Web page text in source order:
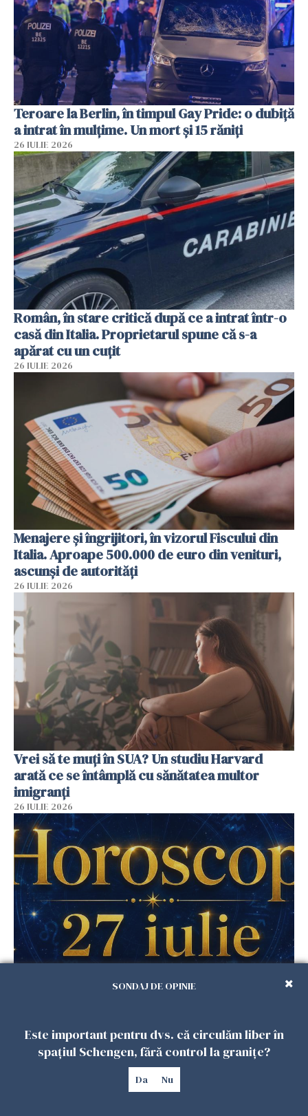
Teroare la Berlin, în timpul Gay Pride: o dubiță
a intrat în mulțime. Un mort și 15 răniți
26 IULIE 2026
Român, în stare critică după ce a intrat într-o
casă din Italia. Proprietarul spune că s-a
apărat cu un cuțit
26 IULIE 2026
Menajere și îngrijitori, în vizorul Fiscului din
Italia. Aproape 500.000 de euro din venituri,
ascunși de autorități
26 IULIE 2026
Vrei să te muți în SUA? Un studiu Harvard
arată ce se întâmplă cu sănătatea multor
imigranți
26 IULIE 2026
Horoscop 27 iulie. Lunea care schimbă ritmul
săptămânii. Universul deschide uși
SONDAJ DE OPINIE
Este important pentru dvs. că circulăm liber în
spațiul Schengen, fără control la granițe?
Da Nu